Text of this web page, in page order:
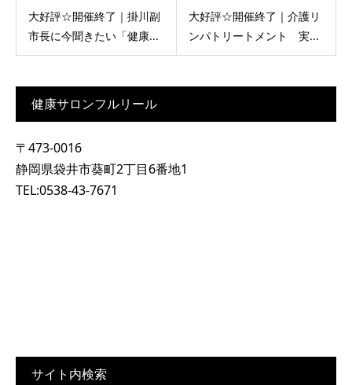
大好評☆開催終了｜掛川副
市長に今聞きたい「健康...
大好評☆開催終了｜介護リ
ンパトリートメント 実...
健康サロンフルリール
〒473-0016
静岡県袋井市葵町2丁目6番地1
TEL:0538-43-7671
サイト内検索